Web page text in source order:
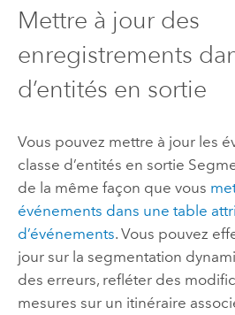
Mettre à jour des
enregistrements
d’entités en sortie
Vous pouvez mettre à jour les
classe d’entités en sortie
de la même façon que vous
événements dans une table
d’événements. Vous pouvez
jour sur la segmentation
des erreurs, refléter des
mesures sur un itinéraire